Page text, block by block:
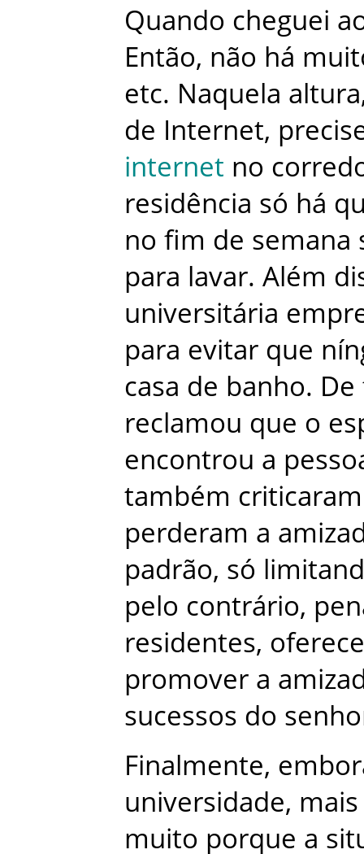
Quando cheguei
Então, não há
etc. Naquela altura
de Internet,
internet no
residência só há
no fim de semana
para lavar. Além
universitária
para evitar que
casa de banho. De
reclamou que o
encontrou a
também criticaram
perderam a
padrão, só
pelo contrário,
residentes, oferece
promover a
sucessos do
Finalmente,
universidade, mais
muito porque a